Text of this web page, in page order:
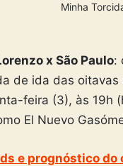
Minha
x São Paulo:
de ida das oitavas
feira (3), às 19h
El Nuevo
e prognóstico do